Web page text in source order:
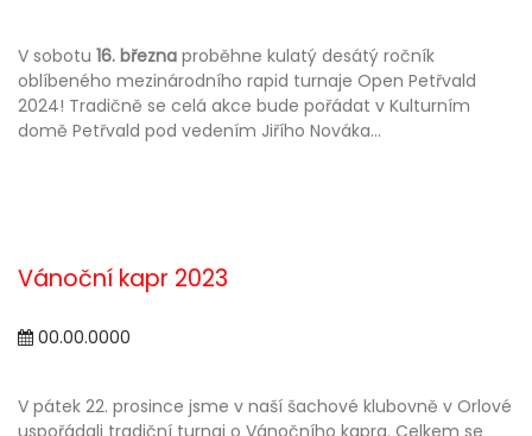
V sobotu 16. března proběhne kulatý desátý ročník
oblíbeného mezinárodního rapid turnaje Open Petřvald
2024! Tradičně se celá akce bude pořádat v Kulturním
domě Petřvald pod vedením Jiřího Nováka...
Vánoční kapr 2023
00.00.0000
V pátek 22. prosince jsme v naší šachové klubovně v Orlové
uspořádali tradiční turnaj o Vánočního kapra. Celkem se